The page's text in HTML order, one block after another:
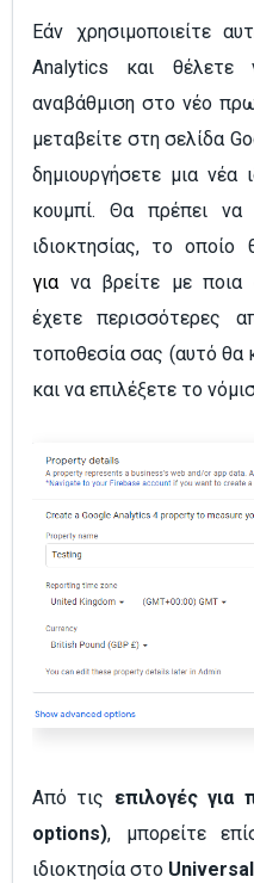
Εάν χρησιμοποιείτε
Analytics και θέλετε
αναβάθμιση στο νέο
μεταβείτε στη σελίδα
δημιουργήσετε μια νέα
κουμπί. Θα πρέπει να
ιδιοκτησίας, το
για να βρείτε με ποια
έχετε περισσότερες
τοποθεσία σας (αυτό θα
και να επιλέξετε το
Από τις επιλογές για
options), μπορείτε
ιδιοκτησία στο